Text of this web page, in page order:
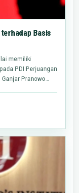
Basis
memiliki
PDI Perjuangan
Pranowo